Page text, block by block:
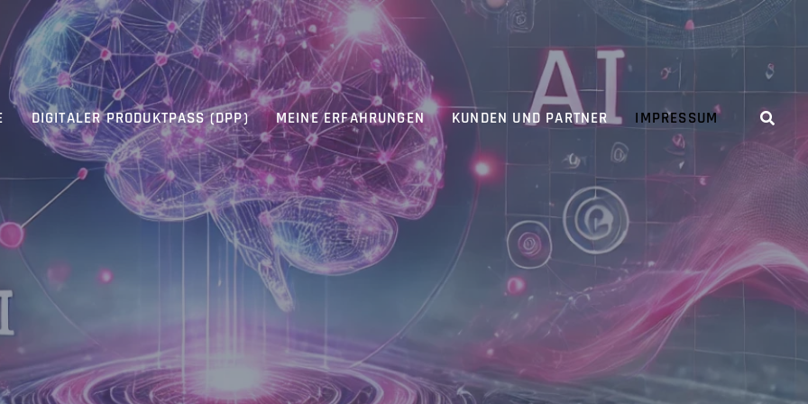
DIGITALER PRODUKTPASS (DPP) MEINE ERFAHRUNGEN KUNDEN UND PARTNER IMPRESSUM